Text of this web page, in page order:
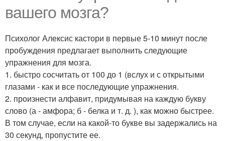
вашего мозга?
Психолог Алексис кастори в первые 5-10 минут после
пробуждения предлагает выполнить следующие
упражнения для мозга.
1. быстро сосчитать от 100 до 1 (вслух и с открытыми
глазами - как и все последующие упражнения.
2. произнести алфавит, придумывая на каждую букву
слово (а - амфора; б - белка и т. д. ), как можно быстрее.
В том случае, если на какой-то букве вы задержались на
30 секунд, пропустите ее.